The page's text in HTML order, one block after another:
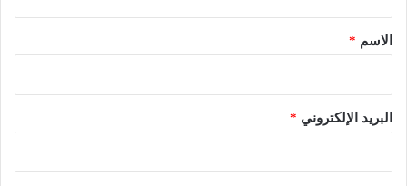
*الاسم *
البريد الإلكتروني *